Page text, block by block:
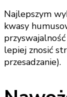
Najlepszym
kwasy
lepiej znosić
przesadzanie).